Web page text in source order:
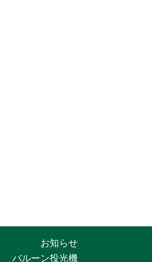
お知らせ
バルーン投光機